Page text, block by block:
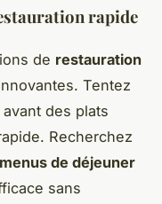
rapide
de restauration
Tentez
des plats
Recherchez
menus de déjeuner
sans